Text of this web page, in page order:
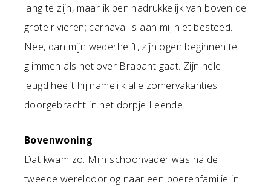
lang te zijn, maar ik ben nadrukkelijk van boven de
grote rivieren; carnaval is aan mij niet besteed.
Nee, dan mijn wederhelft, zijn ogen beginnen te
glimmen als het over Brabant gaat. Zijn hele
jeugd heeft hij namelijk alle zomervakanties
doorgebracht in het dorpje Leende.
Bovenwoning
Dat kwam zo. Mijn schoonvader was na de
tweede wereldoorlog naar een boerenfamilie in